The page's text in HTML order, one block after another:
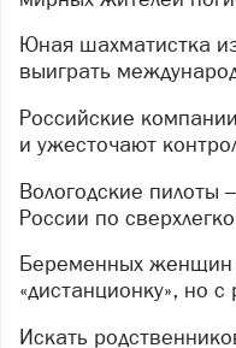
Юная шахматистка из Вологды помогла России
выиграть
Российские компании разочаровались в удаленке
и ужесточают
Вологодские пилоты – бронзовые призеры Кубка
России по
Беременных женщин предлагают переводить на
«дистанционку», но с
Искать родственников детей-сирот поможет